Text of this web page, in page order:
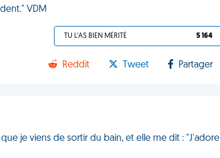
VDM
TU L'AS BIEN MÉRITÉ 5 164
Reddit Tweet Partager
je viens de sortir du bain, et elle me dit : "J'adore